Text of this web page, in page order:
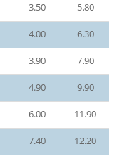
3.50 5.80
4.00 6.30
3.90 7.90
4.90 9.90
6.00 11.90
7.40
12.20